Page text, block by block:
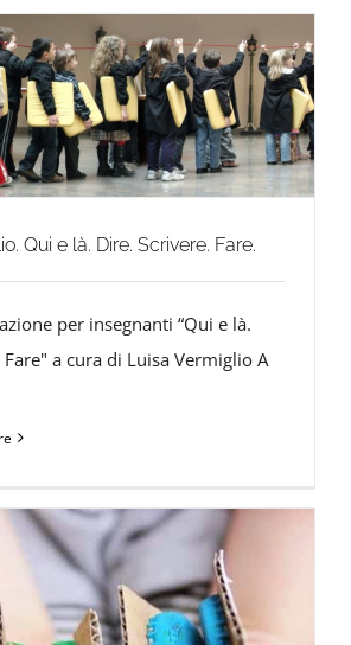
Qui e là. Dire. Scrivere. Fare.
per insegnanti “Qui e là.
a cura di Luisa Vermiglio A